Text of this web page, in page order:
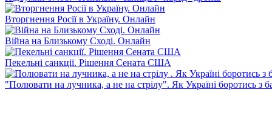
Вторгнення Росії в Україну. Онлайн
Війна на Близькому Сході. Онлайн
Пекельні санкції. Рішення Сената США
"Полювати на лучника, а не на стрілу". Як Україні боротись з